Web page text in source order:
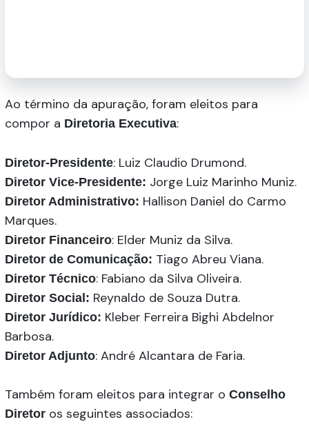
Ao término da apuração, foram eleitos para
compor a Diretoria Executiva:
Diretor-Presidente: Luiz Claudio Drumond.
Diretor Vice-Presidente: Jorge Luiz Marinho Muniz.
Diretor Administrativo: Hallison Daniel do Carmo
Marques.
Diretor Financeiro: Elder Muniz da Silva.
Diretor de Comunicação: Tiago Abreu Viana.
Diretor Técnico: Fabiano da Silva Oliveira.
Diretor Social: Reynaldo de Souza Dutra.
Diretor Jurídico: Kleber Ferreira Bighi Abdelnor
Barbosa.
Diretor Adjunto: André Alcantara de Faria.
Também foram eleitos para integrar oConselho
Diretor os seguintes associados: